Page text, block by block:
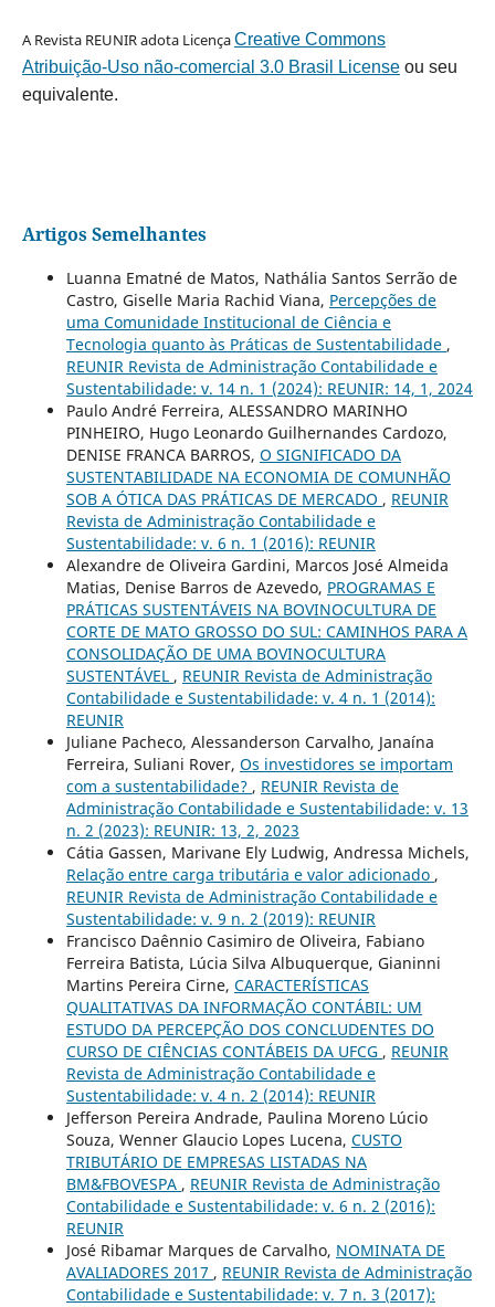
A Revista REUNIR adota LicençaCreative Commons
Atribuição-Uso não-comercial 3.0 Brasil Licenseou seu
equivalente.
Artigos Semelhantes
Luanna Ematné de Matos, Nathália Santos Serrão de
Castro, Giselle Maria Rachid Viana, Percepções de
uma Comunidade Institucional de Ciência e
Tecnologia quanto às Práticas de Sustentabilidade ,
REUNIR Revista de Administração Contabilidade e
Sustentabilidade: v. 14 n. 1 (2024): REUNIR: 14, 1, 2024
Paulo André Ferreira, ALESSANDRO MARINHO
PINHEIRO, Hugo Leonardo Guilhernandes Cardozo,
DENISE FRANCA BARROS, O SIGNIFICADO DA
SUSTENTABILIDADE NA ECONOMIA DE COMUNHÃO
SOB A ÓTICA DAS PRÁTICAS DE MERCADO , REUNIR
Revista de Administração Contabilidade e
Sustentabilidade: v. 6 n. 1 (2016): REUNIR
Alexandre de Oliveira Gardini, Marcos José Almeida
Matias, Denise Barros de Azevedo, PROGRAMAS E
PRÁTICAS SUSTENTÁVEIS NA BOVINOCULTURA DE
CORTE DE MATO GROSSO DO SUL: CAMINHOS PARA A
CONSOLIDAÇÃO DE UMA BOVINOCULTURA
SUSTENTÁVEL , REUNIR Revista de Administração
Contabilidade e Sustentabilidade: v. 4 n. 1 (2014):
REUNIR
Juliane Pacheco, Alessanderson Carvalho, Janaína
Ferreira, Suliani Rover, Os investidores se importam
com a sustentabilidade? , REUNIR Revista de
Administração Contabilidade e Sustentabilidade: v. 13
n. 2 (2023): REUNIR: 13, 2, 2023
Cátia Gassen, Marivane Ely Ludwig, Andressa Michels,
Relação entre carga tributária e valor adicionado ,
REUNIR Revista de Administração Contabilidade e
Sustentabilidade: v. 9 n. 2 (2019): REUNIR
Francisco Daênnio Casimiro de Oliveira, Fabiano
Ferreira Batista, Lúcia Silva Albuquerque, Gianinni
Martins Pereira Cirne, CARACTERÍSTICAS
QUALITATIVAS DA INFORMAÇÃO CONTÁBIL: UM
ESTUDO DA PERCEPÇÃO DOS CONCLUDENTES DO
CURSO DE CIÊNCIAS CONTÁBEIS DA UFCG , REUNIR
Revista de Administração Contabilidade e
Sustentabilidade: v. 4 n. 2 (2014): REUNIR
Jefferson Pereira Andrade, Paulina Moreno Lúcio
Souza, Wenner Glaucio Lopes Lucena, CUSTO
TRIBUTÁRIO DE EMPRESAS LISTADAS NA
BM&FBOVESPA , REUNIR Revista de Administração
Contabilidade e Sustentabilidade: v. 6 n. 2 (2016):
REUNIR
José Ribamar Marques de Carvalho, NOMINATA DE
AVALIADORES 2017 , REUNIR Revista de Administração
Contabilidade e Sustentabilidade: v. 7 n. 3 (2017):